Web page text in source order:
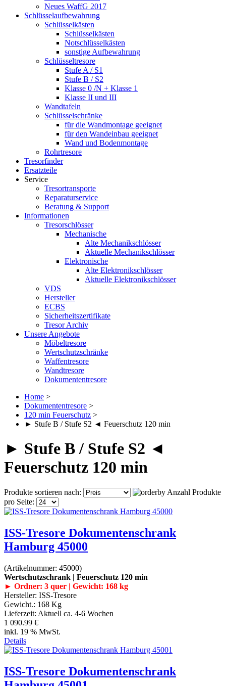
Neues WaffG 2017
Schlüsselaufbewahrung
Schlüsselkästen
Schlüsselkästen
Notschlüsselkästen
sonstige Aufbewahrung
Schlüsseltresore
Stufe A / S1
Stufe B / S2
Klasse 0 /N + Klasse 1
Klasse II und III
Wandtafeln
Schlüsselschränke
für die Wandmontage geeignet
für den Wandeinbau geeignet
Wand und Bodenmontage
Rohrtresore
Tresorfinder
Ersatzteile
Service
Tresortransporte
Reparaturservice
Beratung & Support
Informationen
Tresorschlösser
Mechanische
Alte Mechanikschlösser
Aktuelle Mechanikschlösser
Elektronische
Alte Elektronikschlösser
Aktuelle Elektronikschlösser
VDS
Hersteller
ECBS
Sicherheitszertifikate
Tresor Archiv
Unsere Angebote
Möbeltresore
Wertschutzschränke
Waffentresore
Wandtresore
Dokumententresore
Home >
Dokumententresore >
120 min Feuerschutz >
► Stufe B / Stufe S2 ◄ Feuerschutz 120 min
► Stufe B / Stufe S2 ◄
Feuerschutz 120 min
Produkte sortieren nach:
Anzahl Produkte
pro Seite:
ISS-Tresore Dokumentenschrank
Hamburg 45000
(Artikelnummer: 45000)
Wertschutzschrank | Feuerschutz 120 min
► Ordner: 3 quer | Gewicht: 168 kg
Hersteller: ISS-Tresore
Gewicht.: 168 Kg
Lieferzeit: Aktuell ca. 4-6 Wochen
1 090.99 €
inkl. 19 % MwSt.
Details
ISS-Tresore Dokumentenschrank